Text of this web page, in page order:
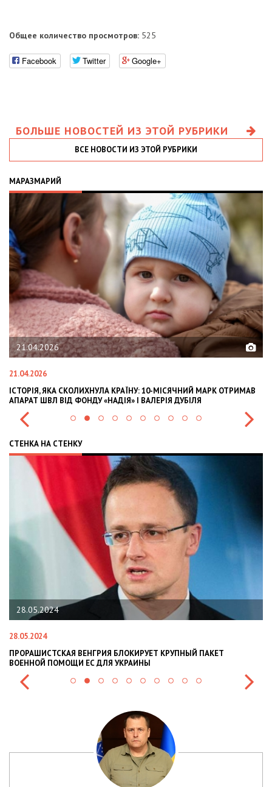
Общее количество просмотров: 525
Facebook Twitter Google+
БОЛЬШЕ НОВОСТЕЙ ИЗ ЭТОЙ РУБРИКИ
ВСЕ НОВОСТИ ИЗ ЭТОЙ РУБРИКИ
МАРАЗМАРИЙ
21.04.2026
21.04.2026
ІСТОРІЯ, ЯКА СКОЛИХНУЛА КРАЇНУ: 10-МІСЯЧНИЙ МАРК ОТРИМАВ
АПАРАТ ШВЛ ВІД ФОНДУ «НАДІЯ» І ВАЛЕРІЯ ДУБІЛЯ
СТЕНКА НА СТЕНКУ
28.05.2024
28.05.2024
ПРОРАШИСТСКАЯ ВЕНГРИЯ БЛОКИРУЕТ КРУПНЫЙ ПАКЕТ
ВОЕННОЙ ПОМОЩИ ЕС ДЛЯ УКРАИНЫ